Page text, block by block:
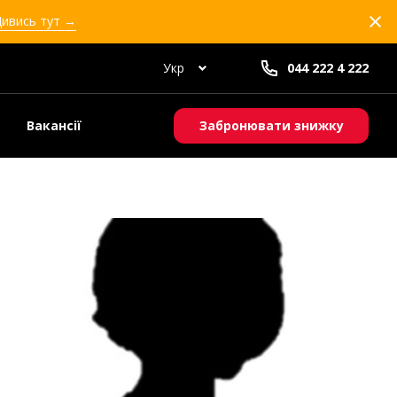
тут →
Укр 044 222 4 222
Вакансії Забронювати знижку